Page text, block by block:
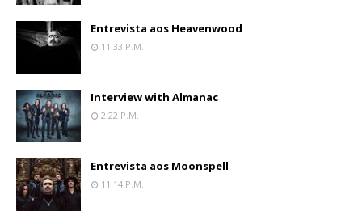
Entrevista aos Heavenwood
11:33 P.m.
Interview with Almanac
2:22 P.m.
Entrevista aos Moonspell
11:14 P.m.